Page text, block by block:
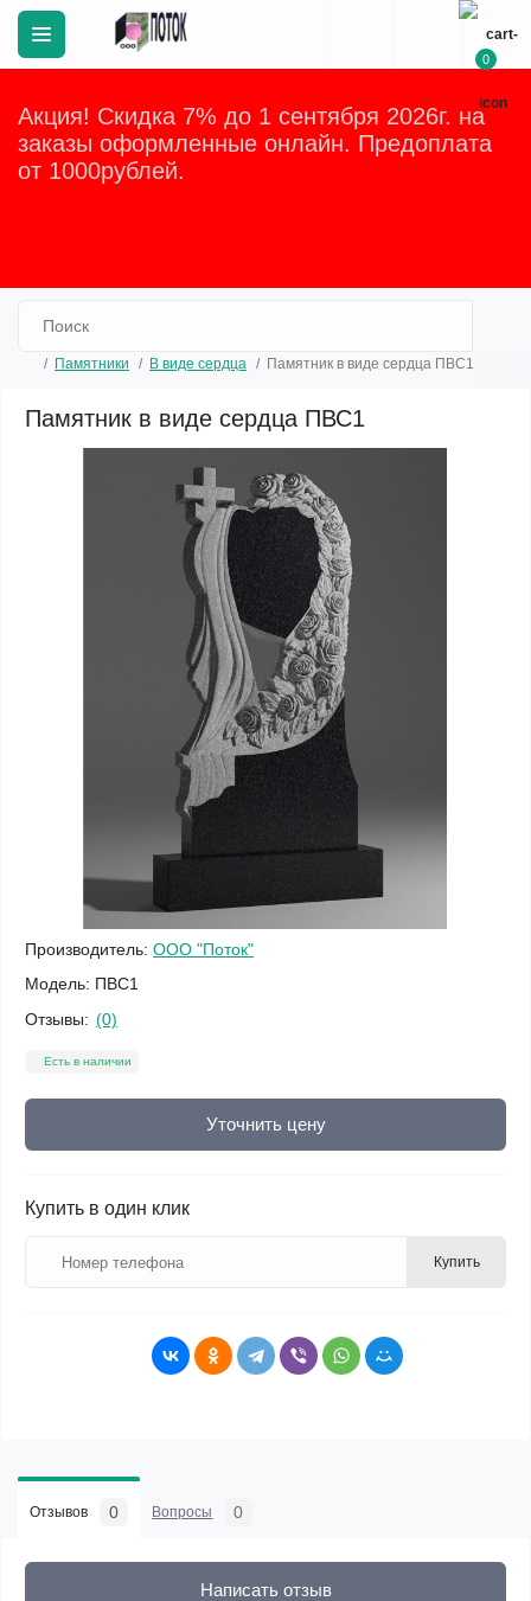
Акция! Скидка 7% до 1 сентября 2026г. на
заказы оформленные онлайн. Предоплата
от 1000рублей.
0
Памятники В виде сердца Памятник в виде сердца ПВС1
Памятник в виде сердца ПВС1
Производитель: ООО "Поток"
Модель: ПВС1
Отзывы: (0)
Есть в наличии
Уточнить цену
Купить в один клик
Купить
Отзывов 0 Вопросы 0
Написать отзыв